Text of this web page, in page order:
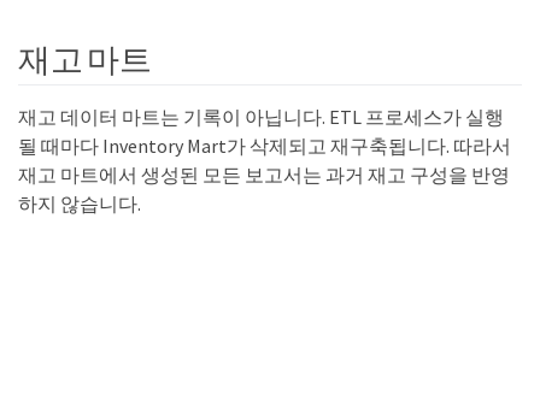
재고 마트
재고 데이터 마트는 기록이 아닙니다. ETL 프로세스가 실행
될 때마다 Inventory Mart가 삭제되고 재구축됩니다. 따라서
재고 마트에서 생성된 모든 보고서는 과거 재고 구성을 반영
하지 않습니다.